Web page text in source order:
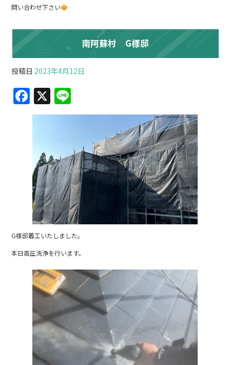
問い合わせ下さい
南阿蘇村 G様邸
投稿日 2023年4月12日
F
a
b
o
o
k
X
n
G様邸着工いたしました。
本日高圧洗浄を行います。